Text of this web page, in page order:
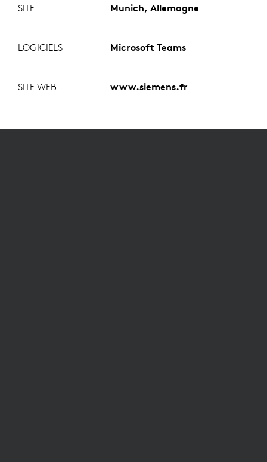
SITE Munich, Allemagne
LOGICIELS Microsoft Teams
SITE WEB www.siemens.fr